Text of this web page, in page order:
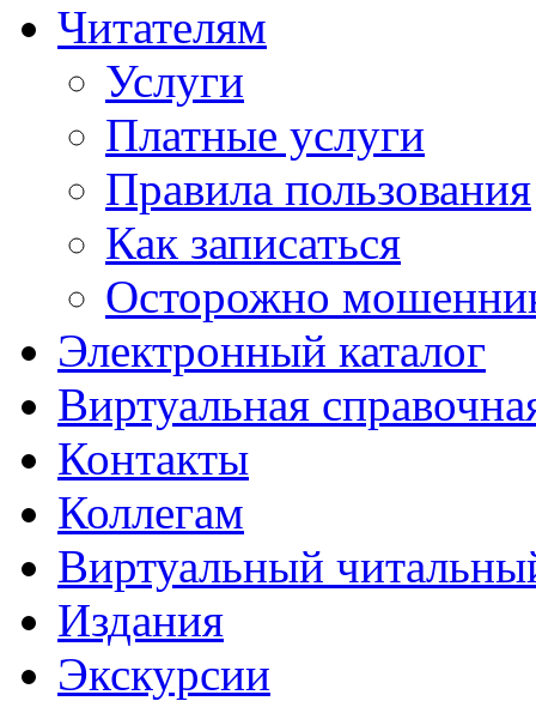
Читателям
Услуги
Платные услуги
Правила пользования
Как записаться
Осторожно
Электронный каталог
Виртуальная
Контакты
Коллегам
Виртуальный
Издания
Экскурсии